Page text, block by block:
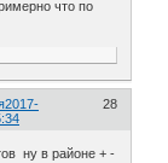
что по
28
2017-
ну в районе + -